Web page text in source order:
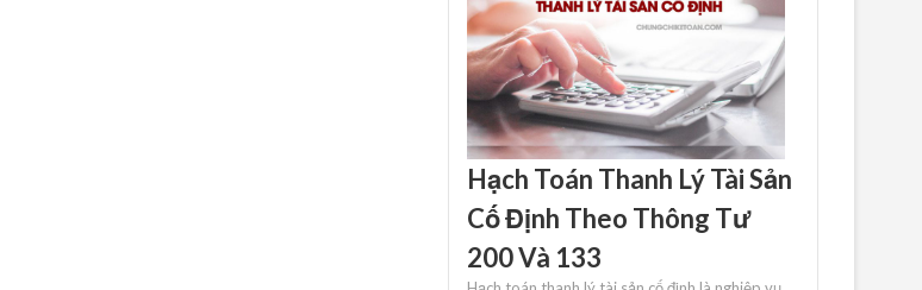
Hạch Toán Thanh Lý Tài Sản
Cố Định Theo Thông Tư
200 Và 133